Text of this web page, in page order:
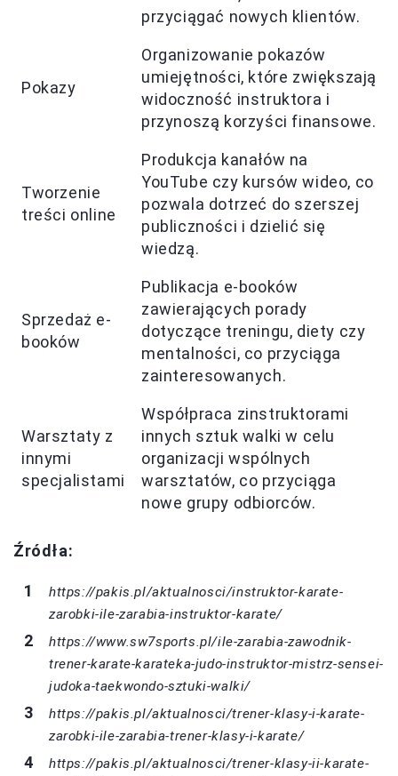
przyciągać nowych klientów.
Pokazy
Organizowanie pokazów
umiejętności, które zwiększają
widoczność instruktora i
przynoszą korzyści finansowe.
Tworzenie
treści online
Produkcja kanałów na
YouTube czy kursów wideo, co
pozwala dotrzeć do szerszej
publiczności i dzielić się
wiedzą.
Sprzedaż e-
booków
Publikacja e-booków
zawierających porady
dotyczące treningu, diety czy
mentalności, co przyciąga
zainteresowanych.
Warsztaty z
innymi
specjalistami
Współpraca zinstruktorami
innych sztuk walki w celu
organizacji wspólnych
warsztatów, co przyciąga
nowe grupy odbiorców.
Źródła:
https://pakis.pl/aktualnosci/instruktor-karate-
zarobki-ile-zarabia-instruktor-karate/
https://www.sw7sports.pl/ile-zarabia-zawodnik-
trener-karate-karateka-judo-instruktor-mistrz-sensei-
judoka-taekwondo-sztuki-walki/
https://pakis.pl/aktualnosci/trener-klasy-i-karate-
zarobki-ile-zarabia-trener-klasy-i-karate/
https://pakis.pl/aktualnosci/trener-klasy-ii-karate-